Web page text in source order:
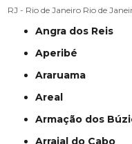
RJ - Rio de Janeiro Rio de
Angra dos Reis
Aperibé
Araruama
Areal
Armação dos
Arraial do Cabo